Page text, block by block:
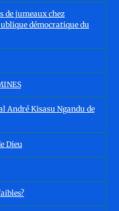
de jumeaux chez
démocratique du
André Kisasu Ngandu de
Dieu